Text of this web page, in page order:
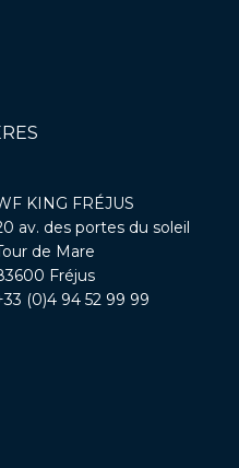
KING FRÉJUS
av. des portes du soleil
de Mare
Fréjus
(0)4 94 52 99 99